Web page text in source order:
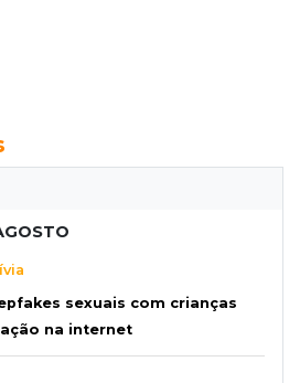
sexuais com crianças
na internet